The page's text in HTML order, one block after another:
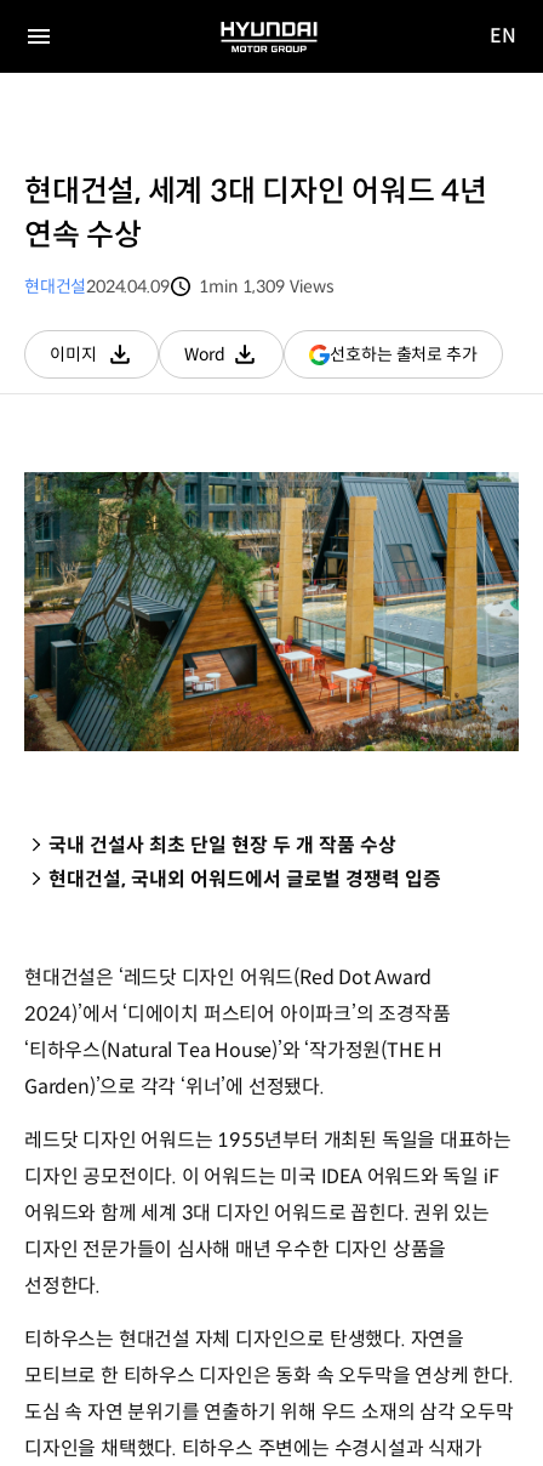
전체
HYUNDAI
MOTOR
EN
현대건설, 세계 3대 디자인 어워드 4년
연속 수상
현대건설2024.04.09
1min 1,309 Views
이미지
다운로드
Word
다운로드
선호하는 출처로 추가(새
창
국내 건설사 최초 단일 현장 두 개 작품 수상
현대건설, 국내외 어워드에서 글로벌 경쟁력 입증
현대건설은 ‘레드닷 디자인 어워드(Red Dot Award
2024)’에서 ‘디에이치 퍼스티어 아이파크’의 조경작품
‘티하우스(Natural Tea House)’와 ‘작가정원(THE H
Garden)’으로 각각 ‘위너’에 선정됐다.
레드닷 디자인 어워드는 1955년부터 개최된 독일을 대표하는
디자인 공모전이다. 이 어워드는 미국 IDEA 어워드와 독일 iF
어워드와 함께 세계 3대 디자인 어워드로 꼽힌다. 권위 있는
디자인 전문가들이 심사해 매년 우수한 디자인 상품을
선정한다.
티하우스는 현대건설 자체 디자인으로 탄생했다. 자연을
모티브로 한 티하우스 디자인은 동화 속 오두막을 연상케 한다.
도심 속 자연 분위기를 연출하기 위해 우드 소재의 삼각 오두막
디자인을 채택했다. 티하우스 주변에는 수경시설과 식재가